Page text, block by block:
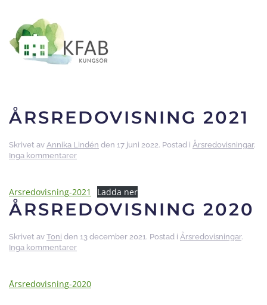
Skip to main content
ÅRSREDOVISNING 2021
Skrivet av Annika Lindén den 17 juni 2022. Postad i Årsredovisningar.
Inga kommentarertill
Arsredovisning-2021 Ladda ner
ÅRSREDOVISNING 2020
Skrivet av Toni den 13 december 2021. Postad i Årsredovisningar.
Inga kommentarertill
Årsredovisning-2020